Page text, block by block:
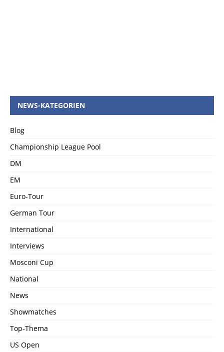
NEWS-KATEGORIEN
Blog
Championship League Pool
DM
EM
Euro-Tour
German Tour
International
Interviews
Mosconi Cup
National
News
Showmatches
Top-Thema
US Open